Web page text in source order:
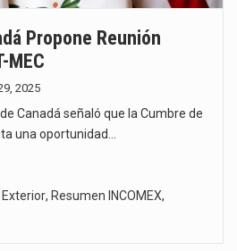
Propone Reunión
MEC
2025
Canadá señaló que la Cumbre de
una oportunidad…
, Resumen INCOMEX,